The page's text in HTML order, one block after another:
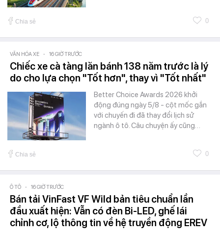
Chia sẻ 0
VĂN HÓA XE - 16 GIỜ TRƯỚC
Chiếc xe cà tàng lăn bánh 138 năm trước là lý
do cho lựa chọn "Tốt hơn", thay vì "Tốt nhất"
Better Choice Awards 2026 khởi
động đúng ngày 5/8 - cột mốc gắn
với chuyến đi đã thay đổi lịch sử
ngành ô tô. Câu chuyện ấy cũng…
Chia sẻ 0
Ô TÔ - 16 GIỜ TRƯỚC
Bán tải VinFast VF Wild bản tiêu chuẩn lần
đầu xuất hiện: Vẫn có đèn Bi-LED, ghế lái
chỉnh cơ, lộ thông tin về hệ truyền động EREV